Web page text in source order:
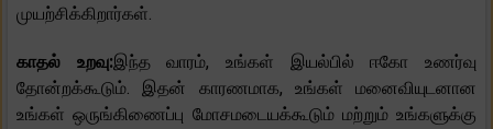
முயற்சிக்கிறார்கள்.
காதல் உறவு:இந்த வாரம், உங்கள் இயல்பில் ஈகோ உணர்வு
தோன்றக்கூடும். இதன் காரணமாக, உங்கள் மனைவியுடனான
உங்கள் ஒருங்கிணைப்பு மோசமடையக்கூடும் மற்றும் உங்களுக்கு